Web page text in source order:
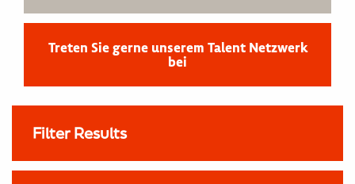
Treten Sie gerne unserem Talent Netzwerk
bei
Filter Results